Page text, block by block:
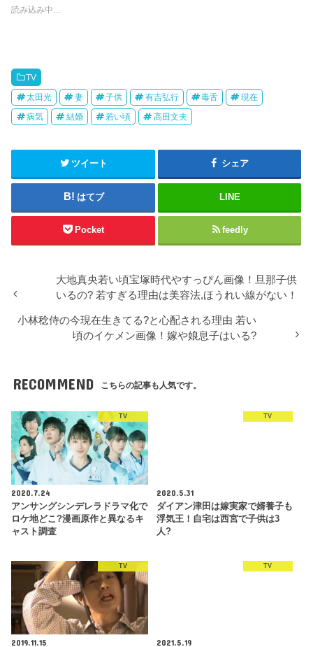
t
t
新
し
い
ウ
ィ
ン
ド
開
す
)
し
て
く
だ
さ
新
し
い
ウ
ィ
ン
ド
ウ
で
開
き
ま
読み込み中…
TV
太田光 妻 子供 有吉弘行 毒舌 現在
病気 結婚 若い頃 高田文夫
ツイート シェア
はてブ LINE
Pocket feedly
大地真央若い頃宝塚時代やすっぴん画像！旦那子供
いるの? 若すぎる理由は美容法,ほうれい線がない！
小林稔侍の今現在生きてる?と心配される理由 若い
頃のイケメン画像！嫁や娘息子はいる?
RECOMMEND こちらの記事も人気です。
TV
2020.7.24
アンサングシンデレラドラマ化で
ロケ地どこ?漫画原作と異なるキ
ャスト調査
TV
2020.5.31
ダイアン津田は嫁実家で婿養子も
浮気王！自宅は西宮で子供は3
人?
TV
2019.11.15
TV
2021.5.19